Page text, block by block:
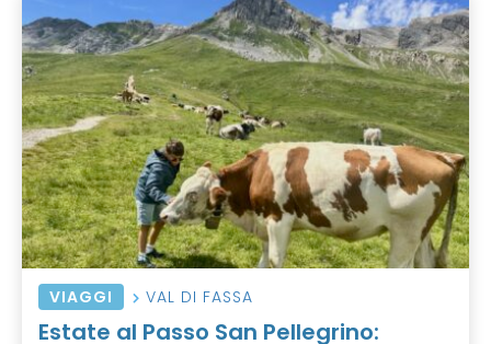
VIAGGI VAL DI FASSA
Estate al Passo San Pellegrino: